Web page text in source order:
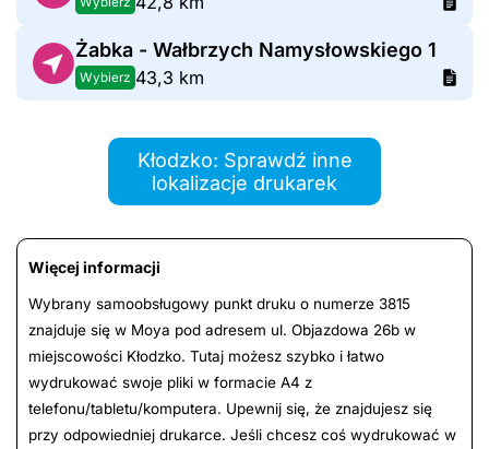
Żabka - Wałbrzych Namysłowskiego 1
Wybierz 43,3 km
Kłodzko: Sprawdź inne
lokalizacje drukarek
Więcej informacji
Wybrany samoobsługowy punkt druku o numerze 3815
znajduje się w Moya pod adresem ul. Objazdowa 26b w
miejscowości Kłodzko. Tutaj możesz szybko i łatwo
wydrukować swoje pliki w formacie A4 z
telefonu/tabletu/komputera. Upewnij się, że znajdujesz się
przy odpowiedniej drukarce. Jeśli chcesz coś wydrukować w